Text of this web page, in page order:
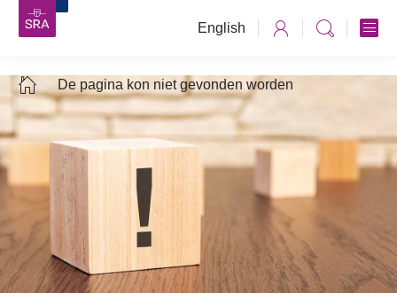
English
De pagina kon niet gevonden worden